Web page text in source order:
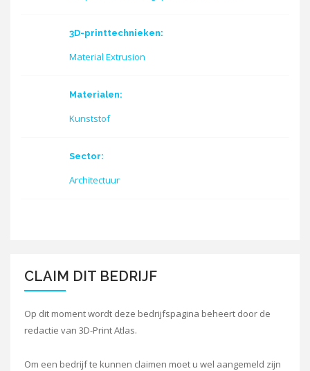
3D-printtechnieken:
Material Extrusion
Materialen:
Kunststof
Sector:
Architectuur
CLAIM DIT BEDRIJF
Op dit moment wordt deze bedrijfspagina beheert door de
redactie van 3D-Print Atlas.
Om een bedrijf te kunnen claimen moet u wel aangemeld zijn